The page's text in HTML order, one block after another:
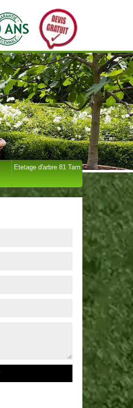
Etetage d'arbre 81 Tarn